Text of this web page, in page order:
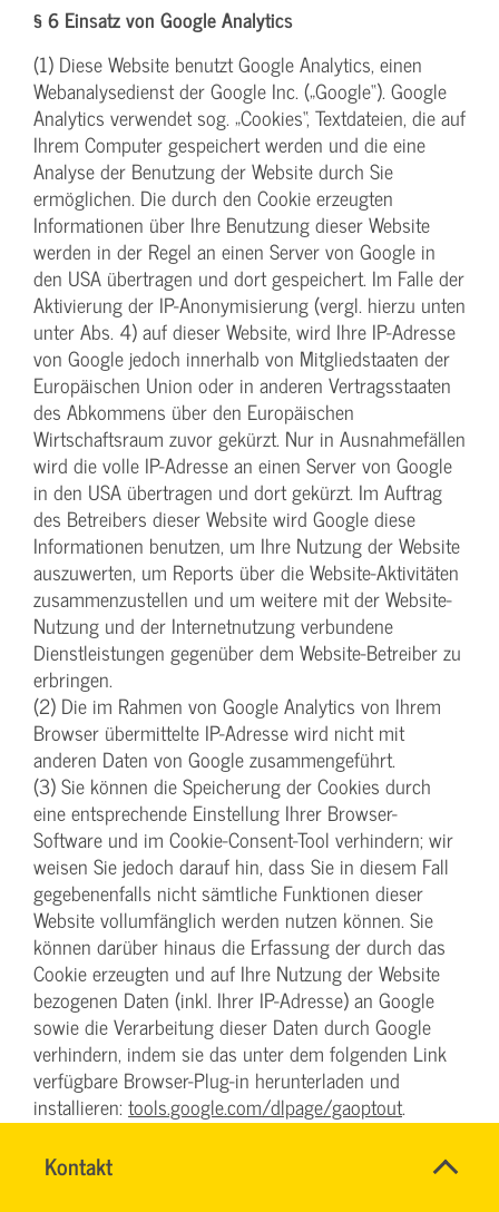
Kontakt
TEAM
Name*
§ 6 Einsatz von Google Analytics
(1) Diese Website benutzt Google Analytics, einen
Webanalysedienst der Google Inc. („Google“). Google
Analytics verwendet sog. „Cookies“, Textdateien, die auf
Ihrem Computer gespeichert werden und die eine
Analyse der Benutzung der Website durch Sie
ermöglichen. Die durch den Cookie erzeugten
Informationen über Ihre Benutzung dieser Website
werden in der Regel an einen Server von Google in
den USA übertragen und dort gespeichert. Im Falle der
Aktivierung der IP-Anonymisierung (vergl. hierzu unten
unter Abs. 4) auf dieser Website, wird Ihre IP-Adresse
von Google jedoch innerhalb von Mitgliedstaaten der
Europäischen Union oder in anderen Vertragsstaaten
des Abkommens über den Europäischen
Wirtschaftsraum zuvor gekürzt. Nur in Ausnahmefällen
wird die volle IP-Adresse an einen Server von Google
in den USA übertragen und dort gekürzt. Im Auftrag
des Betreibers dieser Website wird Google diese
Informationen benutzen, um Ihre Nutzung der Website
auszuwerten, um Reports über die Website-Aktivitäten
zusammenzustellen und um weitere mit der Website-
Nutzung und der Internetnutzung verbundene
Dienstleistungen gegenüber dem Website-Betreiber zu
erbringen.
(2) Die im Rahmen von Google Analytics von Ihrem
Browser übermittelte IP-Adresse wird nicht mit
anderen Daten von Google zusammengeführt.
(3) Sie können die Speicherung der Cookies durch
eine entsprechende Einstellung Ihrer Browser-
Software und im Cookie-Consent-Tool verhindern; wir
weisen Sie jedoch darauf hin, dass Sie in diesem Fall
gegebenenfalls nicht sämtliche Funktionen dieser
Website vollumfänglich werden nutzen können. Sie
können darüber hinaus die Erfassung der durch das
Cookie erzeugten und auf Ihre Nutzung der Website
bezogenen Daten (inkl. Ihrer IP-Adresse) an Google
sowie die Verarbeitung dieser Daten durch Google
verhindern, indem sie das unter dem folgenden Link
verfügbare Browser-Plug-in herunterladen und
installieren: tools.google.com/dlpage/gaoptout.
(4) Diese Website verwendet Google Analytics mit der
Erweiterung „_anonymizeIp()“. Dadurch werden IP-
Adressen gekürzt weiterverarbeitet, eine